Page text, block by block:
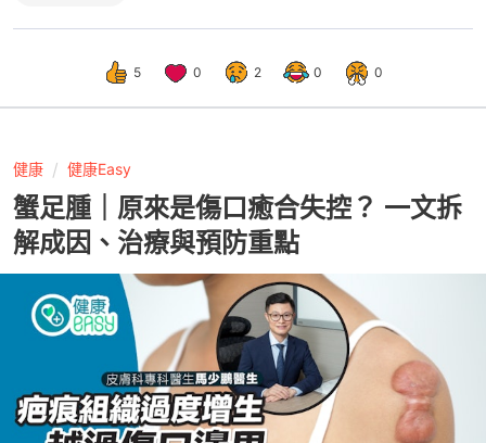
5 0 2 0 0
健康 健康Easy
蟹足腫｜原來是傷口癒合失控？ 一文拆
解成因、治療與預防重點